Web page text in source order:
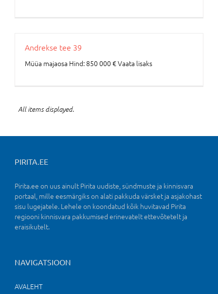
Andrekse tee 39
Müüa majaosa Hind: 850 000 € Vaata lisaks
All items displayed.
PIRITA.EE
Pirita.ee on uus ainult Pirita uudiste, sündmuste ja kinnisvara
portaal, mille eesmärgiks on alati pakkuda värsket ja asjakohast
sisu lugejatele. Lehele on koondatud kõik huvitavad Pirita
regiooni kinnisvara pakkumised erinevatelt ettevõtetelt ja
eraisikutelt.
NAVIGATSIOON
AVALEHT